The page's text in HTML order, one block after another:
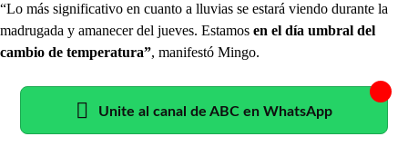
“Lo más significativo en cuanto a lluvias se estará viendo durante la
madrugada y amanecer del jueves. Estamos en el día umbral del
cambio de temperatura”, manifestó Mingo.
Unite al canal de ABC en WhatsApp